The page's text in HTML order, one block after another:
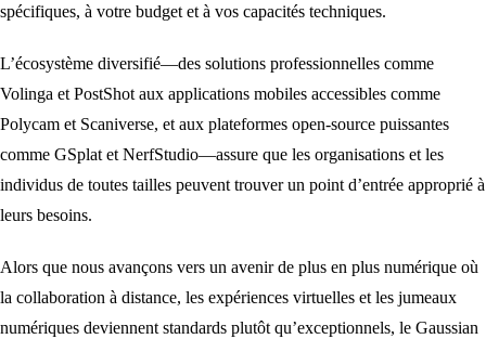
spécifiques, à votre budget et à vos capacités techniques.
L’écosystème diversifié—des solutions professionnelles comme
Volinga et PostShot aux applications mobiles accessibles comme
Polycam et Scaniverse, et aux plateformes open-source puissantes
comme GSplat et NerfStudio—assure que les organisations et les
individus de toutes tailles peuvent trouver un point d’entrée approprié à
leurs besoins.
Alors que nous avançons vers un avenir de plus en plus numérique où
la collaboration à distance, les expériences virtuelles et les jumeaux
numériques deviennent standards plutôt qu’exceptionnels, le Gaussian